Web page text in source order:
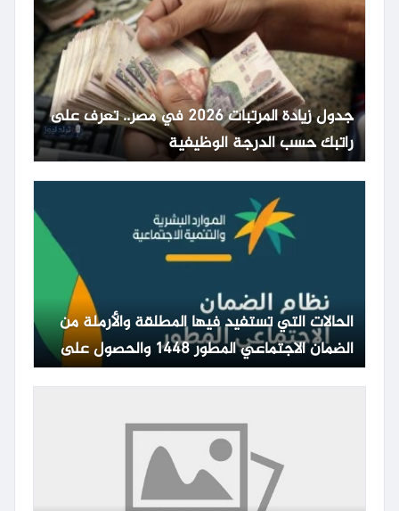
جدول زيادة المرتبات 2026 في مصر.. تعرف على
راتبك حسب الدرجة الوظيفية
الحالات التي تستفيد فيها المطلقة والأرملة من
الضمان الاجتماعي المطور 1448 والحصول على
المعاش